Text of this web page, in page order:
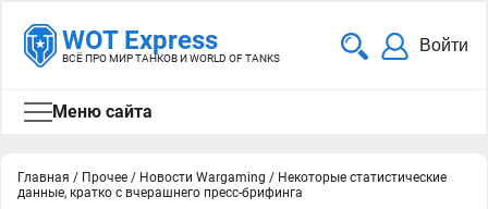
WOT Express
ВСЁ ПРО МИР ТАНКОВ И WORLD OF TANKS
Войти
Меню сайта
Главная / Прочее / Новости Wargaming / Некоторые статистические
данные, кратко с вчерашнего пресс-брифинга